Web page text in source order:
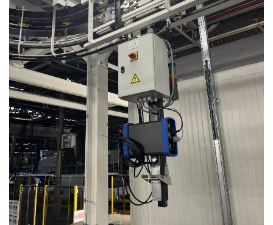
Convoyeur birail pour chargeur de batteries